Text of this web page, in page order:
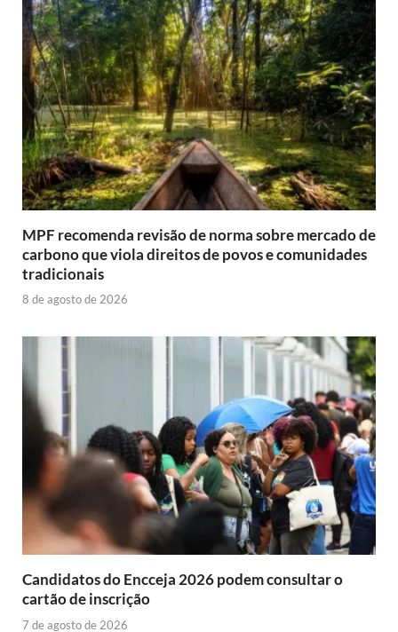
MPF recomenda revisão de norma sobre mercado de
carbono que viola direitos de povos e comunidades
tradicionais
8 de agosto de 2026
Candidatos do Encceja 2026 podem consultar o
cartão de inscrição
7 de agosto de 2026